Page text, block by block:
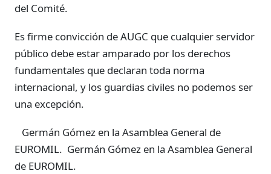
del Comité.
Es firme convicción de AUGC que cualquier servidor
público debe estar amparado por los derechos
fundamentales que declaran toda norma
internacional, y los guardias civiles no podemos ser
una excepción.
Germán Gómez en la Asamblea General de
EUROMIL. Germán Gómez en la Asamblea General
de EUROMIL.